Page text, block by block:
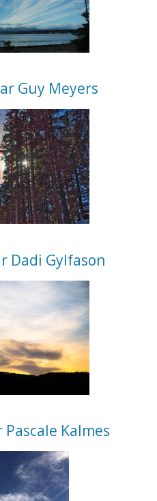
Guy Meyers
Dadi Gylfason
Kalmes